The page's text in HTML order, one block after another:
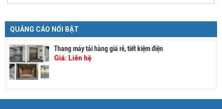
QUẢNG CÁO NỔI BẬT
Thang máy tải hàng giá rẻ, tiết kiệm điện
Giá: Liên hệ